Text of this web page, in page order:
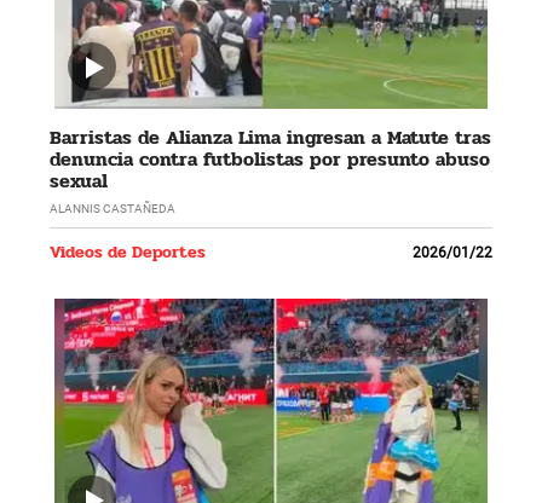
Barristas de Alianza Lima ingresan a Matute tras
denuncia contra futbolistas por presunto abuso
sexual
ALANNIS CASTAÑEDA
Videos de Deportes 2026/01/22